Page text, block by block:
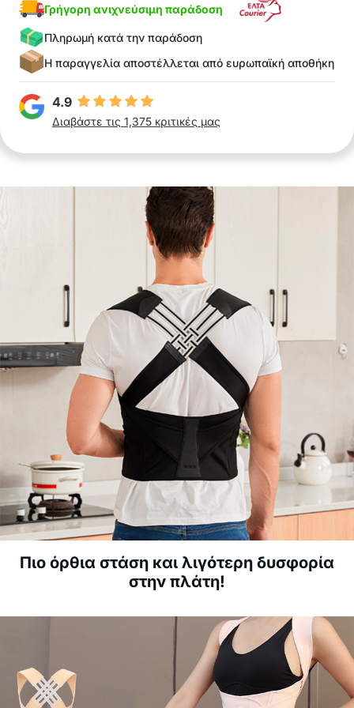
Γρήγορη ανιχνεύσιμη παράδοση
Πληρωμή κατά την παράδοση
Η παραγγελία αποστέλλεται από ευρωπαϊκή αποθήκη
4.9
Διαβάστε τις 1,375 κριτικές μας
Πιο όρθια στάση και λιγότερη δυσφορία
στην πλάτη!